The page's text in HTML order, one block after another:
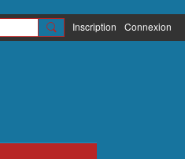
Inscription Connexion